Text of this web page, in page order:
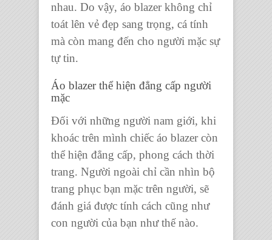
nhau. Do vậy, áo blazerkhông chỉ
toát lên vẻ đẹp sang trọng, cá tính
mà còn mang đến cho người mặc sự
tự tin.
Áo blazerthể hiện đẳng cấp người
mặc
Đối với những người nam giới, khi
khoác trên mình chiếc áo blazercòn
thể hiện đẳng cấp, phong cách thời
trang. Người ngoài chỉ cần nhìn bộ
trang phục bạn mặc trên người, sẽ
đánh giá được tính cách cũng như
con người của bạn như thế nào.